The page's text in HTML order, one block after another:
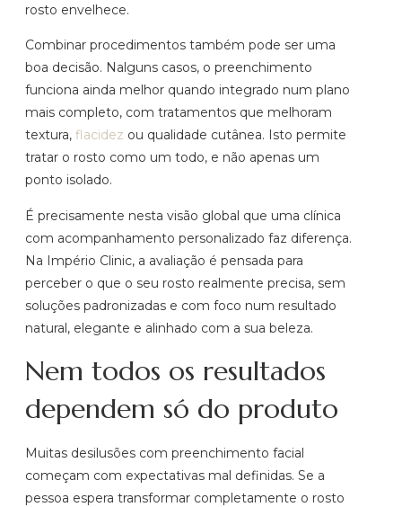
rosto envelhece.
Combinar procedimentos também pode ser uma
boa decisão. Nalguns casos, o preenchimento
funciona ainda melhor quando integrado num plano
mais completo, com tratamentos que melhoram
textura, flacidez ou qualidade cutânea. Isto permite
tratar o rosto como um todo, e não apenas um
ponto isolado.
É precisamente nesta visão global que uma clínica
com acompanhamento personalizado faz diferença.
Na Império Clinic, a avaliação é pensada para
perceber o que o seu rosto realmente precisa, sem
soluções padronizadas e com foco num resultado
natural, elegante e alinhado com a sua beleza.
Nem todos os resultados
dependem só do produto
Muitas desilusões com preenchimento facial
começam com expectativas mal definidas. Se a
pessoa espera transformar completamente o rosto